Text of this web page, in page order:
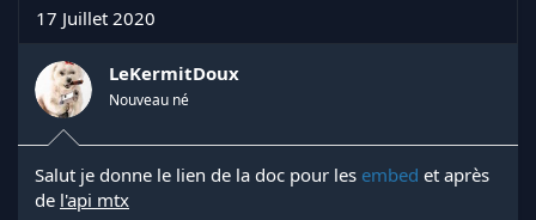
17 Juillet 2020
LeKermitDoux
Nouveau né
Salut je donne le lien de la doc pour les embed et après
de l'api mtx